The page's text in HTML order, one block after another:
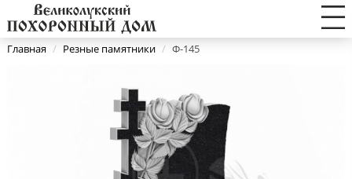
Главная / Резные памятники / Ф-145